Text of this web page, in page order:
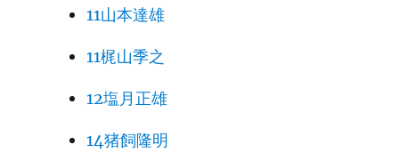
11山本達雄
11梶山季之
12塩月正雄
14猪飼隆明